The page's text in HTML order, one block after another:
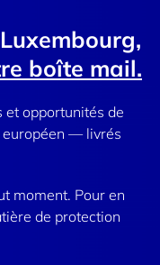
boîte mail.
et opportunités de
européen — livrés
moment. Pour en
de protection